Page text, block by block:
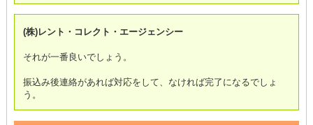
(株)レント・コレクト・エージェンシー
それが一番良いでしょう。
振込み後連絡があれば対応をして、なければ完了になるでしょ
う。